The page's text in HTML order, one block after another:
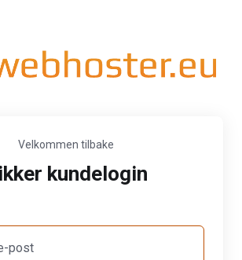
Velkommen tilbake
kundelogin